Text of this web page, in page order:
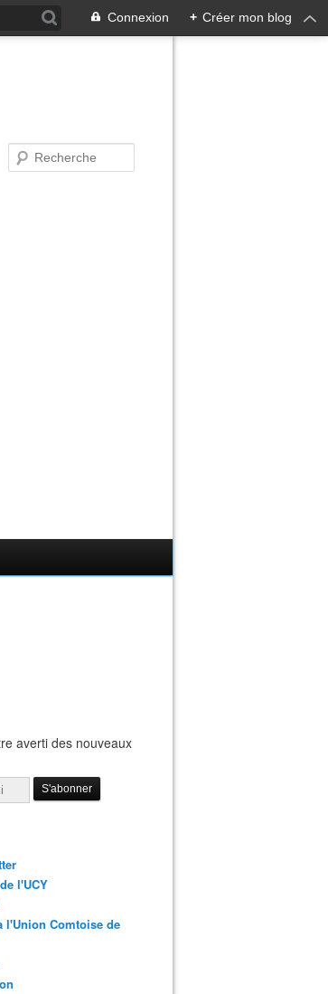
Connexion + Créer mon blog
averti des nouveaux
l'UCY
l'Union Comtoise de